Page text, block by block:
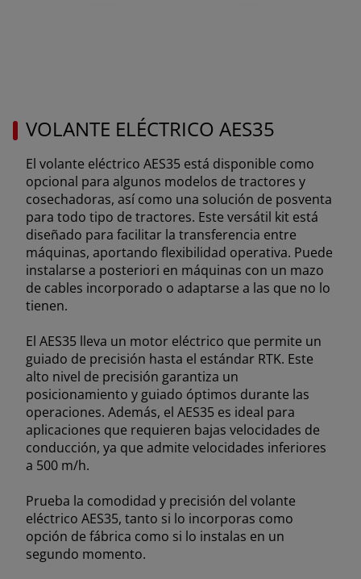
(Français)
(Italiano)
(Português)
(Deutsch)
East Europe (English)
(Français)
(Türkçe)
& Republic of Ireland (English)
VOLANTE ELÉCTRICO AES35
El volante eléctrico AES35 está disponible como
opcional para algunos modelos de tractores y
cosechadoras, así como una solución de posventa
para todo tipo de tractores. Este versátil kit está
diseñado para facilitar la transferencia entre
máquinas, aportando flexibilidad operativa. Puede
instalarse a posteriori en máquinas con un mazo
de cables incorporado o adaptarse a las que no lo
tienen.
El AES35 lleva un motor eléctrico que permite un
guiado de precisión hasta el estándar RTK. Este
alto nivel de precisión garantiza un
posicionamiento y guiado óptimos durante las
operaciones. Además, el AES35 es ideal para
aplicaciones que requieren bajas velocidades de
conducción, ya que admite velocidades inferiores
a 500 m/h.
Prueba la comodidad y precisión del volante
eléctrico AES35, tanto si lo incorporas como
opción de fábrica como si lo instalas en un
segundo momento.